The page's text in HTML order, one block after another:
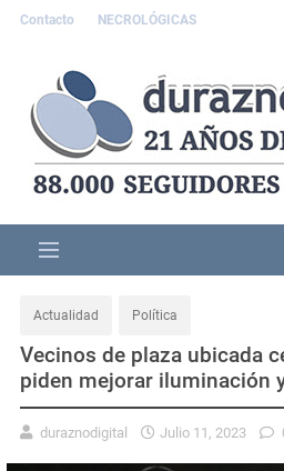
Contacto NECROLÓGICAS
Actualidad Política
Vecinos de plaza ubicada
piden mejorar iluminación
duraznodigital Julio 11, 2023